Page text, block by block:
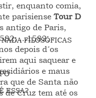
FILOSÓFICAS
ESSA?
enquanto comia,
parisiense Tour D
antigo de Paris,
...1582,
depois d´os
aqui saquear e
e maus
que de Santa não
de Cruz tem até os